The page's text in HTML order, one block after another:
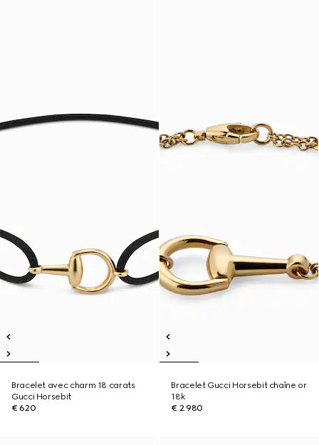
Bracelet avec charm 18 carats
Gucci Horsebit
€ 620
Bracelet Gucci Horsebit chaîne or
18k
€ 2.980